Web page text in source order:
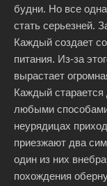
будни. Но все
стать серьезней.
Каждый создает
питания. Из-за
вырастает
Каждый старается
любыми
неурядицах
приезжают два
один из них
похождения